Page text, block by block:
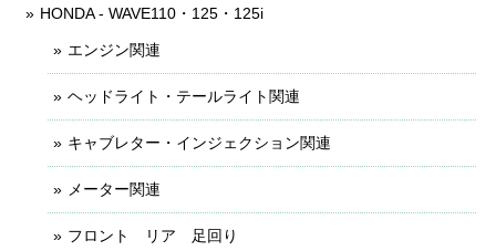
HONDA - WAVE110・125・125i
エンジン関連
ヘッドライト・テールライト関連
キャブレター・インジェクション関連
メーター関連
フロント リア 足回り